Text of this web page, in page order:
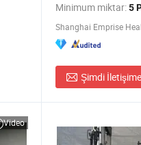
Minimum miktar:5
Shanghai Emprise
Şimdi
Video